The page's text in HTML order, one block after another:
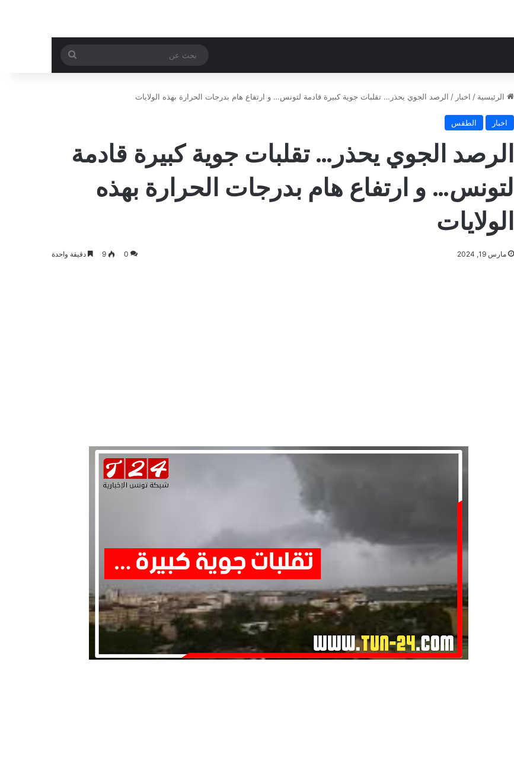
بحث
عن
الرئيسية / اخبار / الرصد الجوي يحذر… تقلبات جوية كبيرة قادمة لتونس… و ارتفاع هام بدرجات الحرارة بهذه الولايات
اخبار الطقس
الرصد الجوي يحذر… تقلبات جوية كبيرة قادمة
لتونس… و ارتفاع هام بدرجات الحرارة بهذه
الولايات
مارس 19, 2024 0
9 دقيقة واحدة